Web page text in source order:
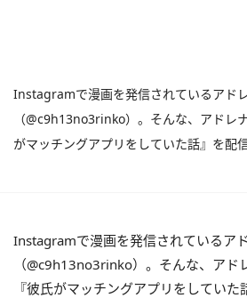
Instagramで漫画を発信されているアド
（@c9h13no3rinko）。そんな、アドレ
がマッチングアプリをしていた話』を配
Instagramで漫画を発信されているア
（@c9h13no3rinko）。そんな、アド
『彼氏がマッチングアプリをしていた